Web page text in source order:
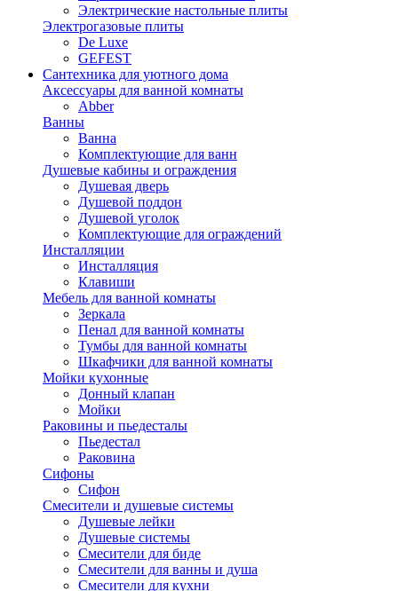
Электрические настольные плиты
Электрогазовые плиты
De Luxe
GEFEST
Сантехника для уютного дома
Аксессуары для ванной комнаты
Abber
Ванны
Ванна
Комплектующие для ванн
Душевые кабины и ограждения
Душевая дверь
Душевой поддон
Душевой уголок
Комплектующие для ограждений
Инсталляции
Инсталляция
Клавиши
Мебель для ванной комнаты
Зеркала
Пенал для ванной комнаты
Тумбы для ванной комнаты
Шкафчики для ванной комнаты
Мойки кухонные
Донный клапан
Мойки
Раковины и пьедесталы
Пьедестал
Раковина
Сифоны
Сифон
Смесители и душевые системы
Душевые лейки
Душевые системы
Смесители для биде
Смесители для ванны и душа
Смесители для кухни